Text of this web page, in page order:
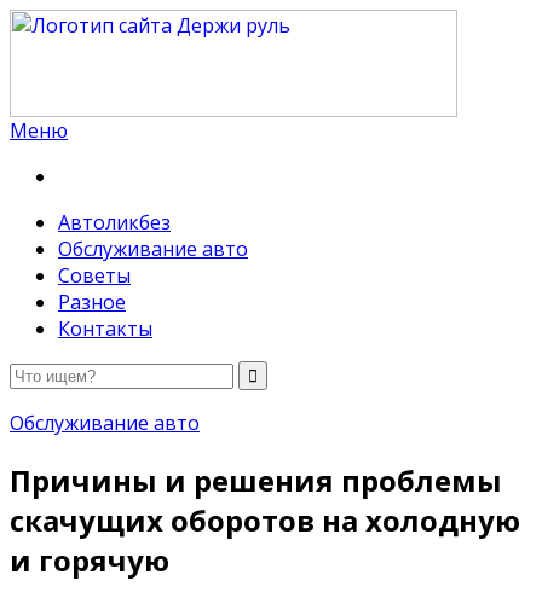
Меню
Автоликбез
Обслуживание авто
Советы
Разное
Контакты
Обслуживание авто
Причины и решения проблемы
скачущих оборотов на холодную
и горячую